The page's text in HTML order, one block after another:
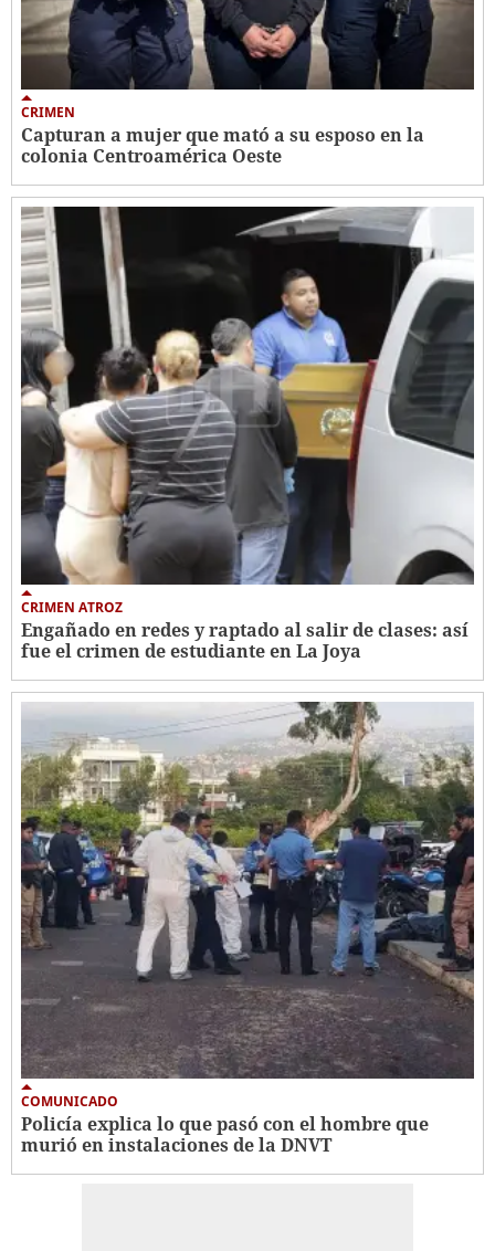
CRIMEN
Capturan a mujer que mató a su esposo en la
colonia Centroamérica Oeste
CRIMEN ATROZ
Engañado en redes y raptado al salir de clases: así
fue el crimen de estudiante en La Joya
COMUNICADO
Policía explica lo que pasó con el hombre que
murió en instalaciones de la DNVT